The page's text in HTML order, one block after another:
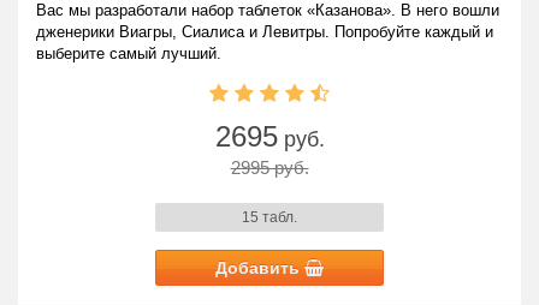
Вас мы разработали набор таблеток «Казанова». В него вошли
дженерики Виагры, Сиалиса и Левитры. Попробуйте каждый и
выберите самый лучший.
2695руб.
2995 руб.
15 табл.
Добавить